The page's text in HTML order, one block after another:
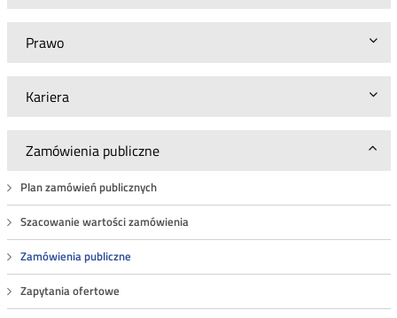
Prawo
Kariera
Zamówienia publiczne
Plan zamówień publicznych
Szacowanie wartości zamówienia
Zamówienia publiczne
Zapytania ofertowe